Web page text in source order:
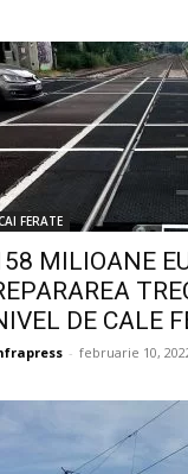
FERATE
MILIOANE
DE CALE
- februarie 10,